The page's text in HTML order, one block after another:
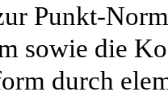
Punkt-
sowie die
durch